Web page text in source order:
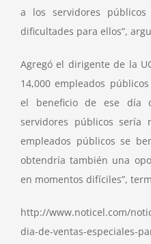
a los servidores
dificultades para ellos”,
Agregó el dirigente de la
14,000 empleados
el beneficio de ese día
servidores públicos sería
empleados públicos se
obtendría también una
en momentos difíciles”,
http://www.noticel.com/
dia-de-ventas-especiales-